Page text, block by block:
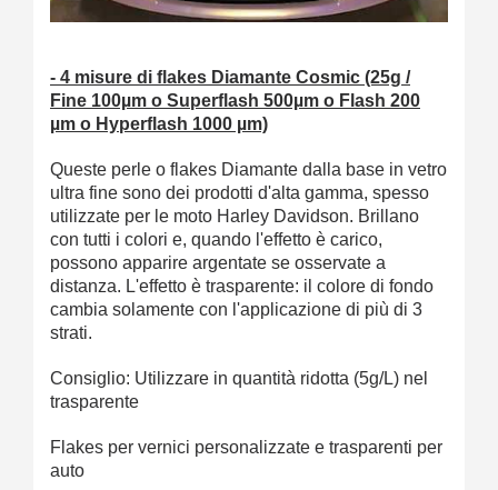
- 4 misure di flakes Diamante Cosmic (25g /
Fine 100µm o Superflash 500µm o Flash 200
µm o Hyperflash 1000 µm)
Queste perle o flakes Diamante dalla base in vetro
ultra fine sono dei prodotti d'alta gamma, spesso
utilizzate per le moto Harley Davidson. Brillano
con tutti i colori e, quando l'effetto è carico,
possono apparire argentate se osservate a
distanza. L'effetto è trasparente: il colore di fondo
cambia solamente con l'applicazione di più di 3
strati.
Consiglio: Utilizzare in quantità ridotta (5g/L) nel
trasparente
Flakes per vernici personalizzate e trasparenti per
auto